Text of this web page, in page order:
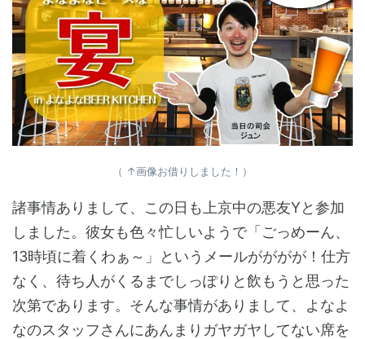
（ ↑画像お借りしました！）
諸事情ありまして、この日も上京中の悪友Yと参加
しました。彼女も色々忙しいようで「ごっめーん、
13時頃に着くわぁ～」というメールがががが！仕方
なく、待ち人がくるまでしっぽりと飲もうと思った
次第であります。そんな事情がありまして、よなよ
なのスタッフさんにあんまりガヤガヤしてない席を